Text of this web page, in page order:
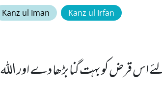
Kanz ul Iman Kanz ul Irfan
اس قرض کو بہت گنا بڑھا دے اور اللہ